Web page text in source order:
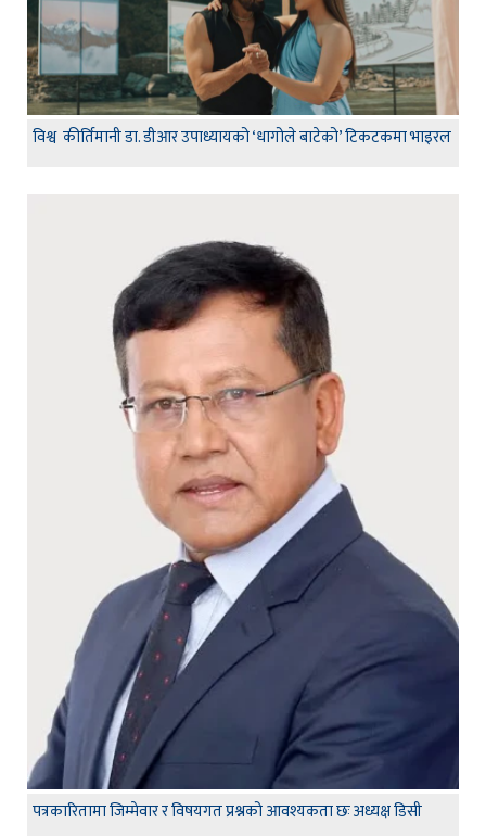
विश्व कीर्तिमानी डा. डीआर उपाध्यायको ‘धागोले बाटेको’ टिकटकमा भाइरल
पत्रकारितामा जिम्मेवार र विषयगत प्रश्नको आवश्यकता छः अध्यक्ष डिसी